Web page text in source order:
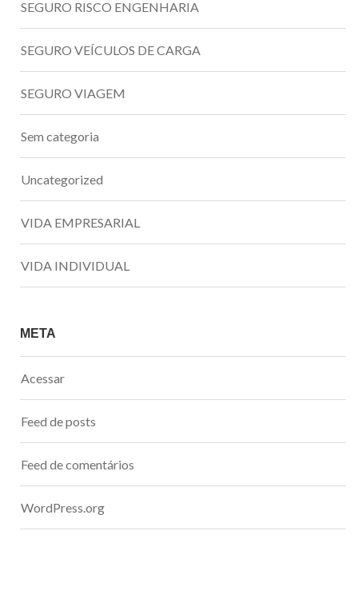
SEGURO RISCO ENGENHARIA
SEGURO VEÍCULOS DE CARGA
SEGURO VIAGEM
Sem categoria
Uncategorized
VIDA EMPRESARIAL
VIDA INDIVIDUAL
META
Acessar
Feed de posts
Feed de comentários
WordPress.org